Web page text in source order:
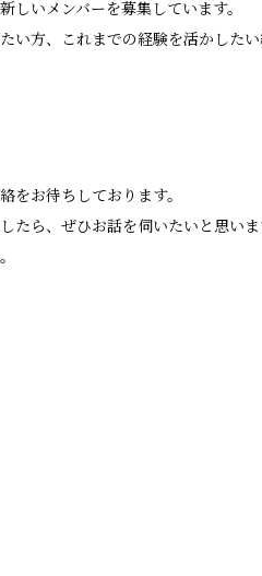
しいメンバーを募集しています。
い方、これまでの経験を活かした
をお待ちしております。
たら、ぜひお話を伺いたいと思いま